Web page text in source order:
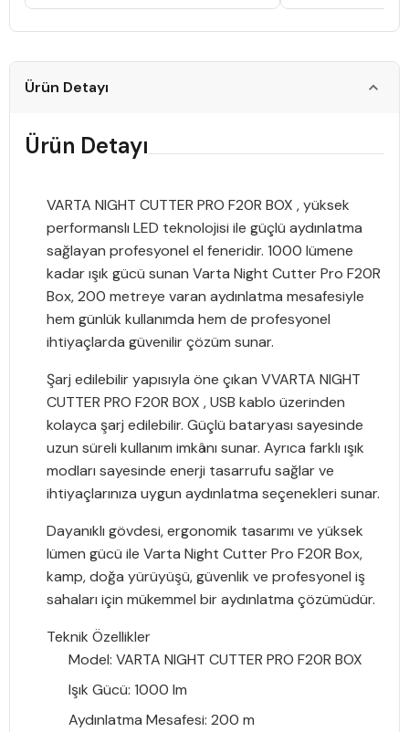
Ürün Detayı
Ürün Detayı
VARTA NIGHT CUTTER PRO F20R BOX , yüksek
performanslı LED teknolojisi ile güçlü aydınlatma
sağlayan profesyonel el feneridir. 1000 lümene
kadar ışık gücü sunan Varta Night Cutter Pro F20R
Box, 200 metreye varan aydınlatma mesafesiyle
hem günlük kullanımda hem de profesyonel
ihtiyaçlarda güvenilir çözüm sunar.
Şarj edilebilir yapısıyla öne çıkan VVARTA NIGHT
CUTTER PRO F20R BOX , USB kablo üzerinden
kolayca şarj edilebilir. Güçlü bataryası sayesinde
uzun süreli kullanım imkânı sunar. Ayrıca farklı ışık
modları sayesinde enerji tasarrufu sağlar ve
ihtiyaçlarınıza uygun aydınlatma seçenekleri sunar.
Dayanıklı gövdesi, ergonomik tasarımı ve yüksek
lümen gücü ile Varta Night Cutter Pro F20R Box,
kamp, doğa yürüyüşü, güvenlik ve profesyonel iş
sahaları için mükemmel bir aydınlatma çözümüdür.
Teknik Özellikler
Model: VARTA NIGHT CUTTER PRO F20R BOX
Işık Gücü: 1000 lm
Aydınlatma Mesafesi: 200 m